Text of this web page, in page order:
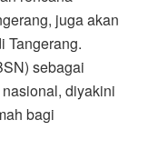
juga akan
Tangerang.
sebagai
diyakini
bagi